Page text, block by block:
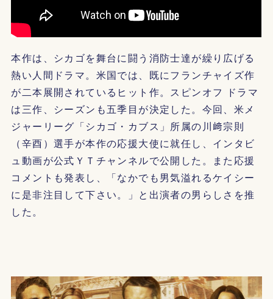
本作は、シカゴを舞台に闘う消防士達が繰り広げる
熱い人間ドラマ。米国では、既にフランチャイズ作
が二本展開されているヒット作。スピンオフ ドラマ
は三作、シーズンも五季目が決定した。今回、米メ
ジャーリーグ「シカゴ・カブス」所属の川﨑宗則
（辛酉）選手が本作の応援大使に就任し、インタビ
ュ動画が公式ＹＴチャンネルで公開した。また応援
コメントも発表し、「なかでも男気溢れるケイシー
に是非注目して下さい。」と出演者の男らしさを推
した。